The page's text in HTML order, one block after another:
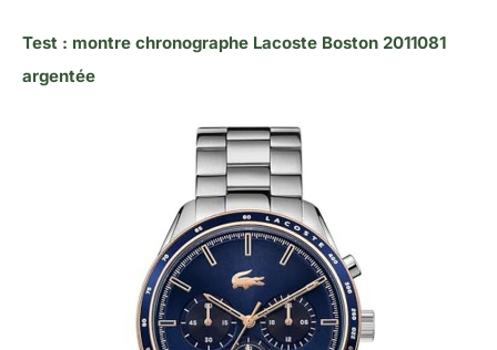
Test : montre chronographe Lacoste Boston 2011081
argentée